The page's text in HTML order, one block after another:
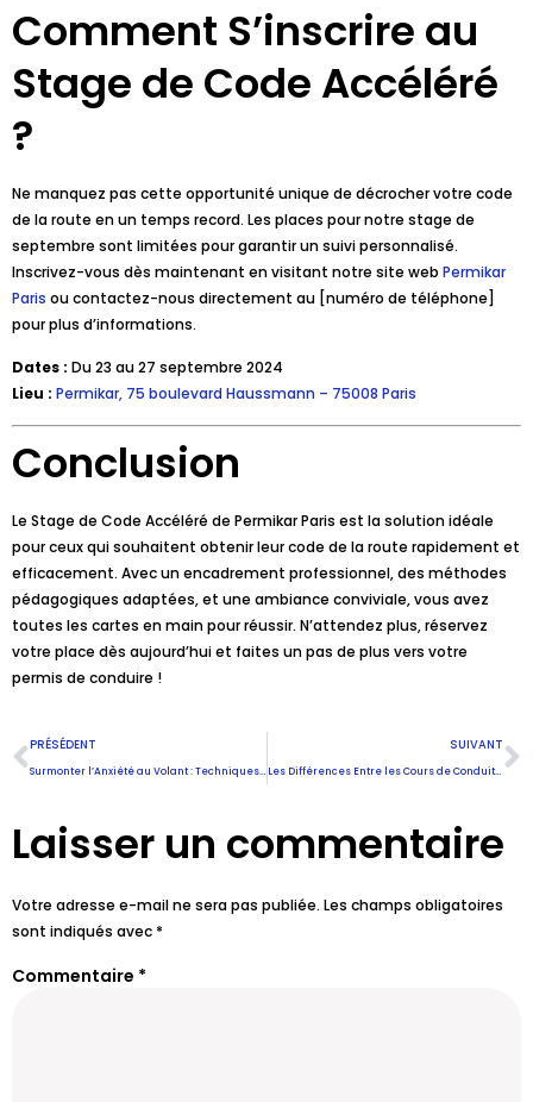
Comment S’inscrire au
Stage de Code Accéléré
?
Ne manquez pas cette opportunité unique de décrocher votre code
de la route en un temps record. Les places pour notre stage de
septembre sont limitées pour garantir un suivi personnalisé.
Inscrivez-vous dès maintenant en visitant notre site web Permikar
Paris ou contactez-nous directement au [numéro de téléphone]
pour plus d’informations.
Dates : Du 23 au 27 septembre 2024
Lieu : Permikar, 75 boulevard Haussmann – 75008 Paris
Conclusion
Le Stage de Code Accéléré de Permikar Paris est la solution idéale
pour ceux qui souhaitent obtenir leur code de la route rapidement et
efficacement. Avec un encadrement professionnel, des méthodes
pédagogiques adaptées, et une ambiance conviviale, vous avez
toutes les cartes en main pour réussir. N’attendez plus, réservez
votre place dès aujourd’hui et faites un pas de plus vers votre
permis de conduire !
PRÉSÉDENT
Surmonter l’Anxiété au Volant : Techniques Efficaces
SUIVANT
Les Différences Entre les Cours de Conduite Manuelle et Automatique
Laisser un commentaire
Votre adresse e-mail ne sera pas publiée. Les champs obligatoires
sont indiqués avec *
Commentaire *